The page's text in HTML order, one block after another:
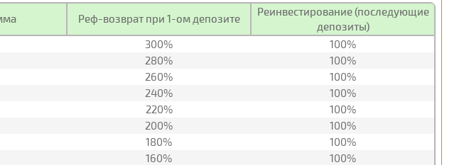
Реф-возврат при 1-ом депозите
Реинвестирование (последующие
депозиты)
300%
100%
280%
100%
260%
100%
240%
100%
220%
100%
200%
100%
180%
100%
160%
100%